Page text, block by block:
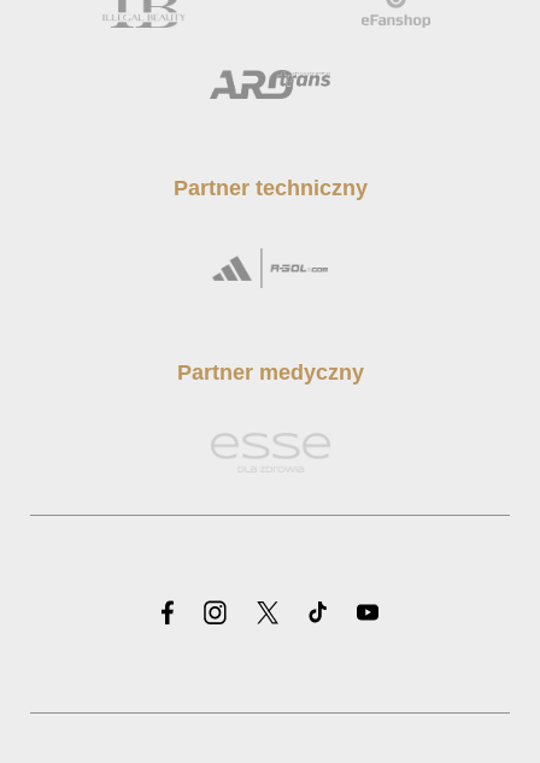
Partner techniczny
Partner medyczny